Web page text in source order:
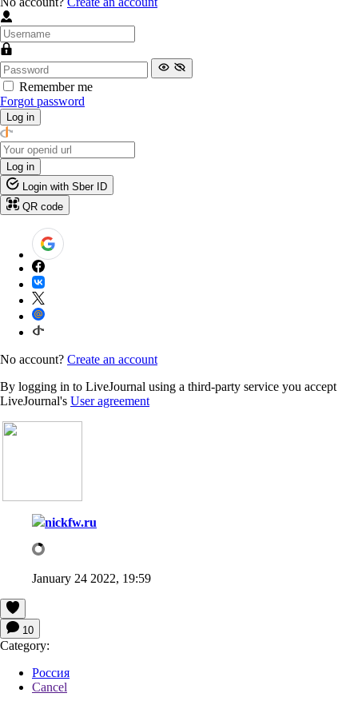
Remember me
Forgot password
Log in
Log in
Login with Sber ID
QR code
No account? Create an account
By logging in to LiveJournal using a third-party service you accept
LiveJournal's User agreement
nickfw.ru
January 24 2022, 19:59
10
Category:
Россия
Cancel